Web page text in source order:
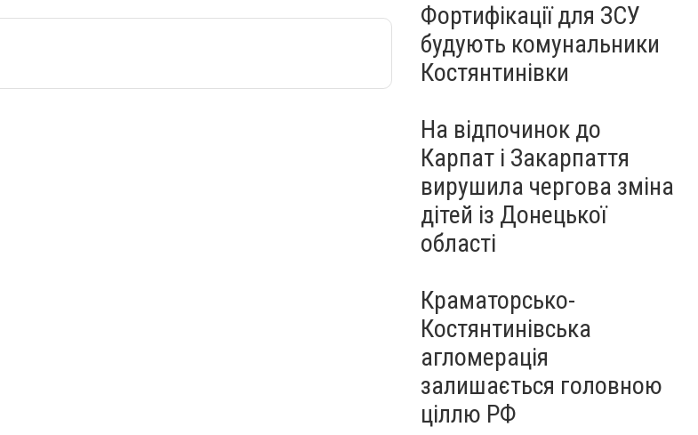
Фортифікації для ЗСУ
будують комунальники
Костянтинівки
На відпочинок до
Карпат і Закарпаття
вирушила чергова зміна
дітей із Донецької
області
Краматорсько-
Костянтинівська
агломерація
залишається головною
ціллю РФ